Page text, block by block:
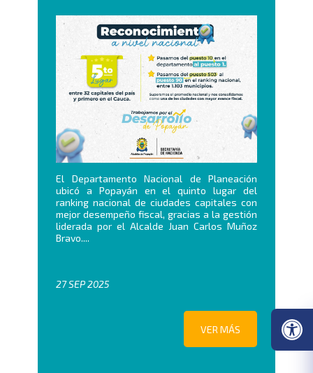
El Departamento Nacional de Planeación
ubicó a Popayán en el quinto lugar del
ranking nacional de ciudades capitales con
mejor desempeño fiscal, gracias a la gestión
liderada por el Alcalde Juan Carlos Muñoz
Bravo....
27 SEP 2025
VER MÁS